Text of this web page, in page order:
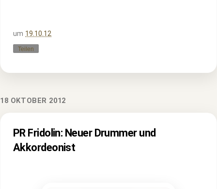
um 19.10.12
Teilen
18 OKTOBER 2012
PR Fridolin: Neuer Drummer und
Akkordeonist